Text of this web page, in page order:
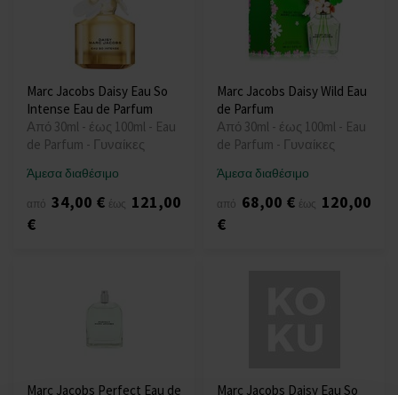
Marc Jacobs Daisy Eau So
Intense Eau de Parfum
Από 30ml - έως 100ml - Eau
de Parfum - Γυναίκες
Άμεσα διαθέσιμο
από 34,00 € έως 121,00
€
Marc Jacobs Daisy Wild Eau
de Parfum
Από 30ml - έως 100ml - Eau
de Parfum - Γυναίκες
Άμεσα διαθέσιμο
από 68,00 € έως 120,00
€
Marc Jacobs Perfect Eau de
Marc Jacobs Daisy Eau So